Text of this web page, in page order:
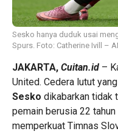
Sesko hanya duduk usai
Spurs. Foto: Catherine Ivill –
JAKARTA, Cuitan.id –
United. Cedera lutut
Sesko dikabarkan tidak
pemain berusia 22
memperkuat Timnas